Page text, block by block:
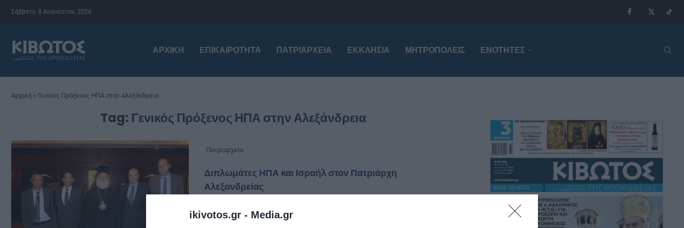
ikivotos.gr - Media.gr
Σάββατο, 8 Αυγούστου, 2026
ΑΡΧΙΚΉ ΕΠΙΚΑΙΡΌΤΗΤΑ ΠΑΤΡΙΑΡΧΕΊΑ ΕΚΚΛΗΣΊΑ ΜΗΤΡΟΠΌΛΕΙΣ ΕΝΟΤΗΤΕΣ
Αρχική » Γενικός Πρόξενος ΗΠΑ στην Αλεξάνδρεια
Tag: Γενικός Πρόξενος ΗΠΑ στην Αλεξάνδρεια
Πατριαρχεία
Διπλωμάτες ΗΠΑ και Ισραήλ στον Πατριάρχη
Αλεξανδρείας